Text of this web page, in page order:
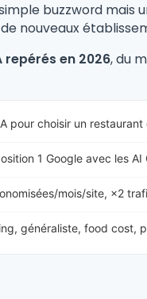
buzzword mais
nouveaux
repérés en 2026, du
pour choisir un restaurant
1 Google avec les AI
mois/site, ×2
généraliste, food cost,